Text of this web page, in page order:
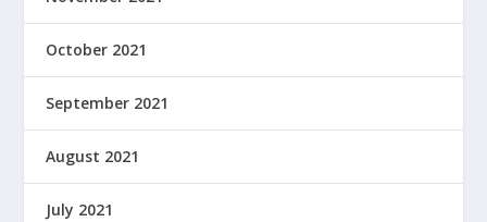
October 2021
September 2021
August 2021
July 2021